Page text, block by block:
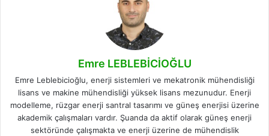
Emre LEBLEBİCİOĞLU
Emre Leblebicioğlu, enerji sistemleri ve mekatronik mühendisliği
lisans ve makine mühendisliği yüksek lisans mezunudur. Enerji
modelleme, rüzgar enerji santral tasarımı ve güneş enerjisi üzerine
akademik çalışmaları vardır. Şuanda da aktif olarak güneş enerji
sektöründe çalışmakta ve enerji üzerine de mühendislik